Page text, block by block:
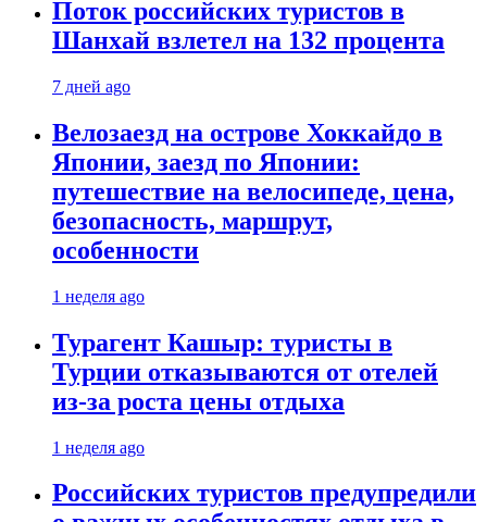
Поток российских туристов в
Шанхай взлетел на 132 процента
7 дней ago
Велозаезд на острове Хоккайдо в
Японии, заезд по Японии:
путешествие на велосипеде, цена,
безопасность, маршрут,
особенности
1 неделя ago
Турагент Кашыр: туристы в
Турции отказываются от отелей
из-за роста цены отдыха
1 неделя ago
Российских туристов предупредили